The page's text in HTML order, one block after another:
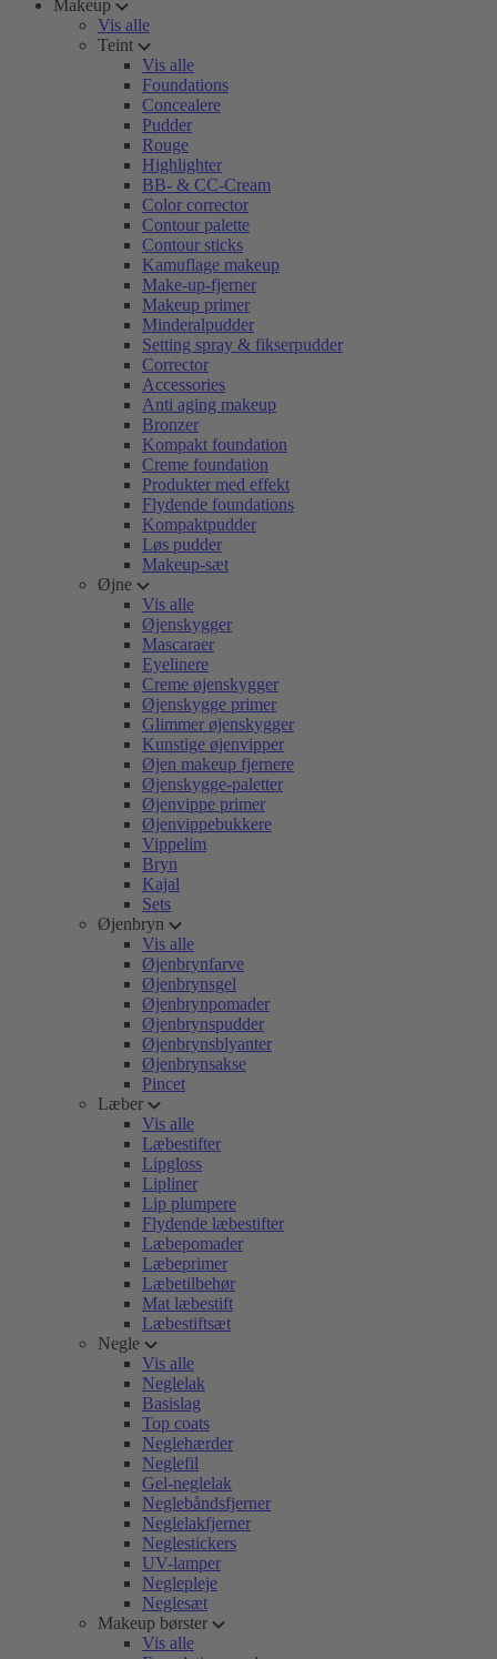
Makeup
Vis alle
Teint
Vis alle
Foundations
Concealere
Pudder
Rouge
Highlighter
BB- & CC-Cream
Color corrector
Contour palette
Contour sticks
Kamuflage makeup
Make-up-fjerner
Makeup primer
Minderalpudder
Setting spray & fikserpudder
Corrector
Accessories
Anti aging makeup
Bronzer
Kompakt foundation
Creme foundation
Produkter med effekt
Flydende foundations
Kompaktpudder
Løs pudder
Makeup-sæt
Øjne
Vis alle
Øjenskygger
Mascaraer
Eyelinere
Creme øjenskygger
Øjenskygge primer
Glimmer øjenskygger
Kunstige øjenvipper
Øjen makeup fjernere
Øjenskygge-paletter
Øjenvippe primer
Øjenvippebukkere
Vippelim
Bryn
Kajal
Sets
Øjenbryn
Vis alle
Øjenbrynfarve
Øjenbrynsgel
Øjenbrynpomader
Øjenbrynspudder
Øjenbrynsblyanter
Øjenbrynsakse
Pincet
Læber
Vis alle
Læbestifter
Lipgloss
Lipliner
Lip plumpere
Flydende læbestifter
Læbepomader
Læbeprimer
Læbetilbehør
Mat læbestift
Læbestiftsæt
Negle
Vis alle
Neglelak
Basislag
Top coats
Neglehærder
Neglefil
Gel-neglelak
Neglebåndsfjerner
Neglelakfjerner
Neglestickers
UV-lamper
Neglepleje
Neglesæt
Makeup børster
Vis alle